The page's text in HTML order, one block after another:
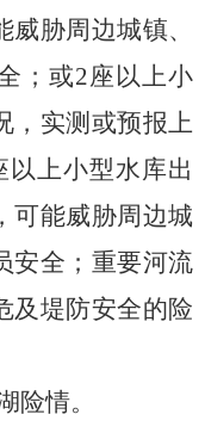
胁周边城镇、
；或2座以上小
，实测或预报上
以上小型水库出
可能威胁周边城
全； 重要河流
及堤防安全的险
险情。